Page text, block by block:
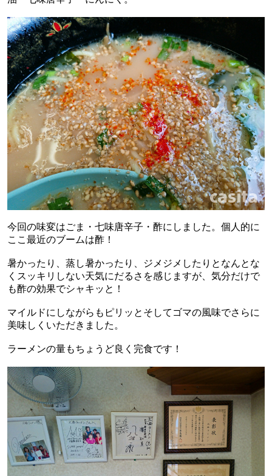
今回の味変はごま・七味唐辛子・酢にしました。個人的に
ここ最近のブームは酢！
暑かったり、蒸し暑かったり、ジメジメしたりとなんとな
くスッキリしない天気にだるさを感じますが、気分だけで
も酢の効果でシャキッと！
マイルドにしながらもピリッとそしてゴマの風味でさらに
美味しくいただきました。
ラーメンの量もちょうど良く完食です！